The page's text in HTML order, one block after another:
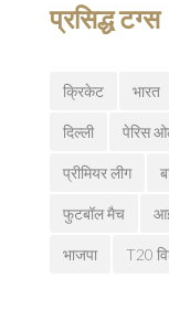
प्रसिद्ध टग्स
क्रिकेट भारत
दिल्ली पेरिस
प्रीमियर लीग
फुटबॉल मैच
भाजपा T20